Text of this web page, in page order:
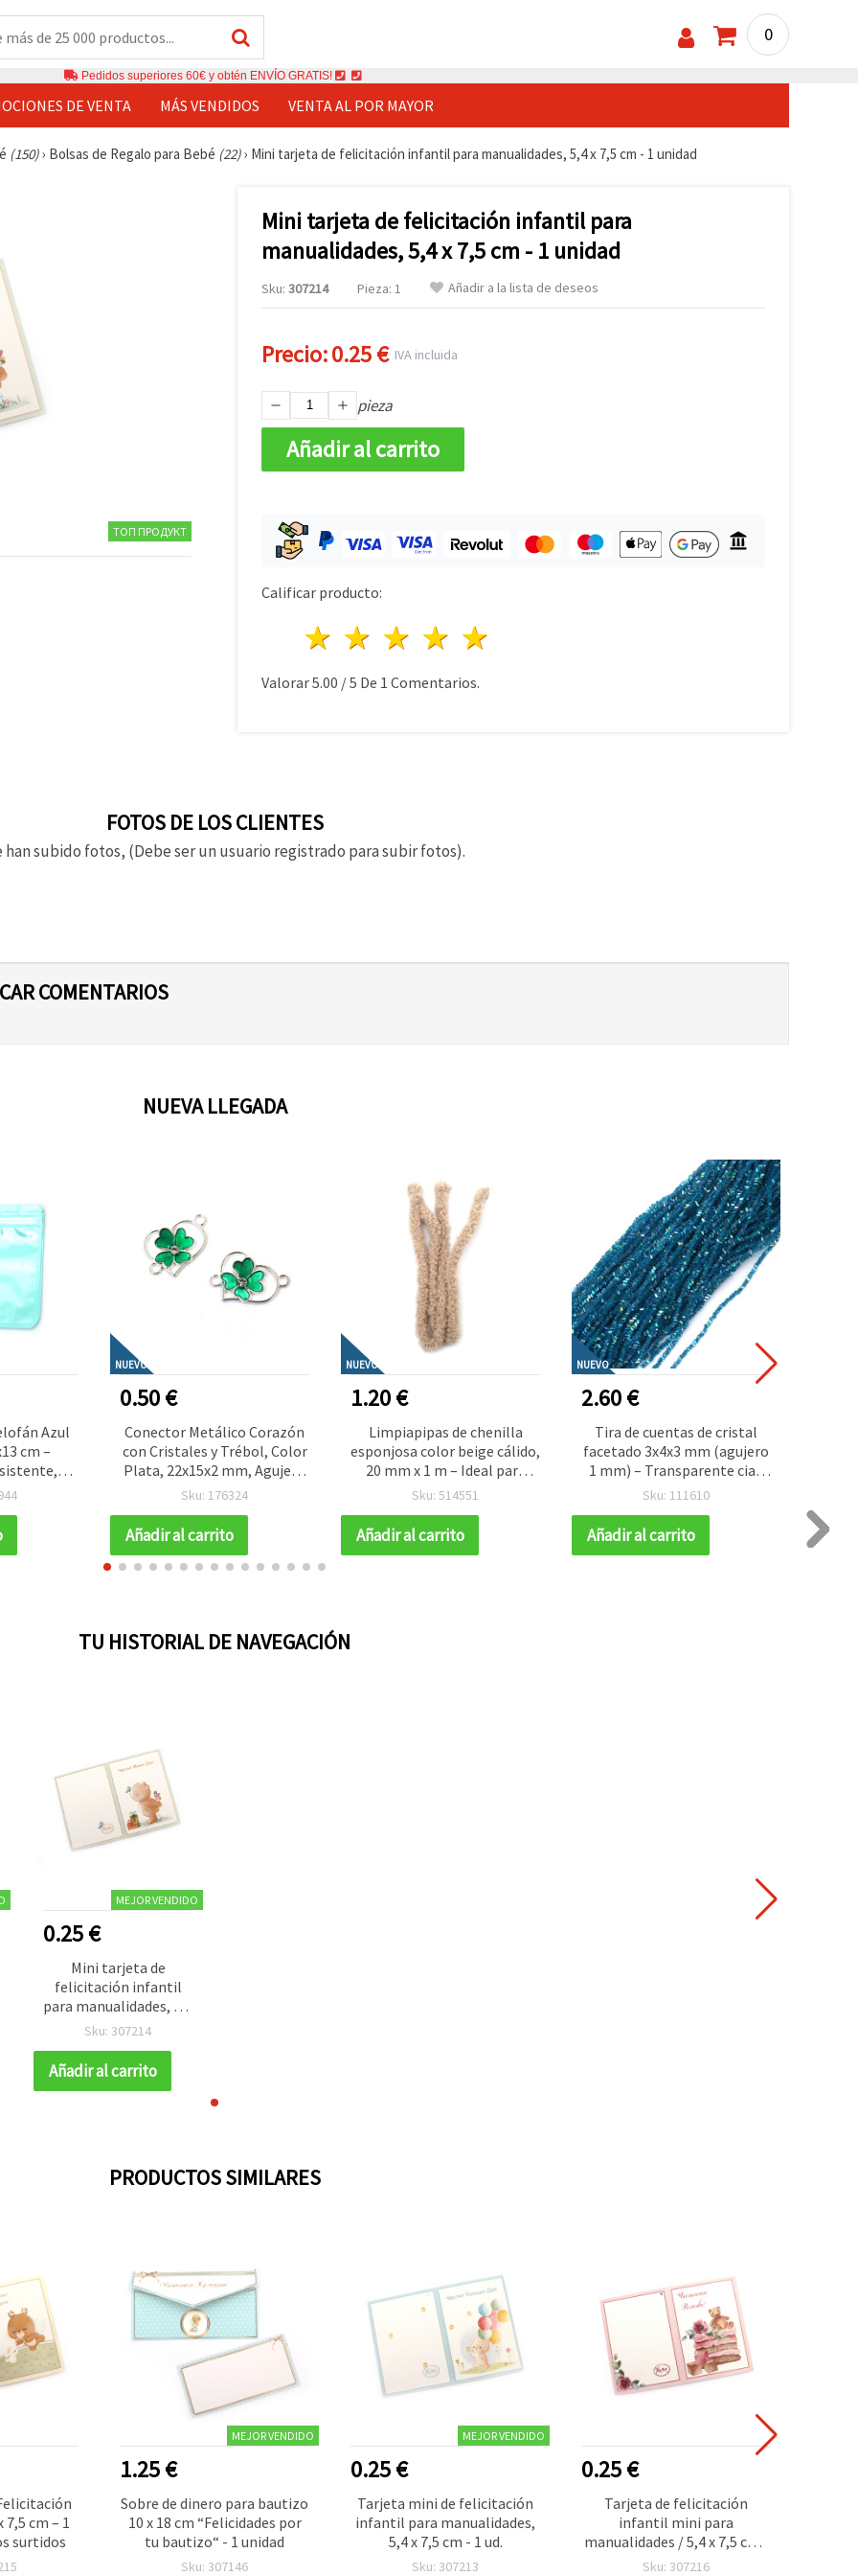
0
Pedidos superiores 60€ y obtén ENVÍO GRATIS!
DE VENTA MÁS VENDIDOS VENTA AL POR MAYOR
(150)› Bolsas de Regalo para Bebé (22)› Mini tarjeta de felicitación infantil para manualidades, 5,4 x 7,5 cm - 1 unidad
ТОП ПРОДУКТ
Mini tarjeta de felicitación infantil para
manualidades, 5,4 x 7,5 cm - 1 unidad
Sku: 307214 Pieza: 1 Añadir a la lista de deseos
Precio:0.25 €IVA incluida
pieza
Añadir al carrito
Calificar producto:
4 estrellas
3 estrellas
2 estrellas
1 estrella
Valorar5.00 /5 De 1 Comentarios.
FOTOS DE LOS CLIENTES
han subido fotos, (Debe ser un usuario registrado para subir fotos).
COMENTARIOS
NUEVA LLEGADA
Azul
cm –
Set de
NUEVO
0.50 €
Conector Metálico Corazón
con Cristales y Trébol, Color
Plata, 22x15x2 mm, Agujero
1,5 mm – 2 Piezas
Sku: 176324
Añadir al carrito
NUEVO
1.20 €
Limpiapipas de chenilla
esponjosa color beige cálido,
20 mm x 1 m – Ideal para
decoración elegante,
DIY
Sku: 514551
Añadir al carrito
NUEVO
2.60 €
Tira de cuentas de cristal
facetado 3x4x3 mm (agujero
1 mm) – Transparente cian
arcoíris con efecto AB
bisutería y manualidades DIY
Sku: 111610
Añadir al carrito
TU HISTORIAL DE NAVEGACIÓN
MEJOR VENDIDO
0.25 €
Mini tarjeta de
felicitación infantil
para manualidades, 5,4
x 7,5 cm - 1 unidad
Sku: 307214
Añadir al carrito
PRODUCTOS SIMILARES
7,5 cm – 1
surtidos
MEJOR VENDIDO
1.25 €
Sobre de dinero para bautizo
10 x 18 cm “Felicidades por
tu bautizo“ - 1 unidad
Sku: 307146
MEJOR VENDIDO
0.25 €
Tarjeta mini de felicitación
infantil para manualidades,
5,4 x 7,5 cm - 1 ud.
Sku: 307213
0.25 €
Tarjeta de felicitación
infantil mini para
manualidades / 5,4 x 7,5 cm -
1 unidad
Sku: 307216